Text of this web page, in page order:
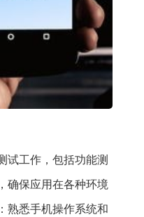
试工作，包括功能测
确保应用在各种环境
熟悉手机操作系统和